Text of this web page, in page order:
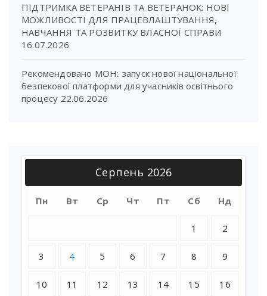
ПІДТРИМКА ВЕТЕРАНІВ ТА ВЕТЕРАНОК: НОВІ
МОЖЛИВОСТІ ДЛЯ ПРАЦЕВЛАШТУВАННЯ,
НАВЧАННЯ ТА РОЗВИТКУ ВЛАСНОЇ СПРАВИ
16.07.2026
Рекомендовано МОН: запуск нової національної
безпекової платформи для учасників освітнього
процесу 22.06.2026
Серпень 2026
Пн Вт Ср Чт Пт Сб Нд
1 2
3 4 5 6 7 8 9
10 11 12 13 14 15 16